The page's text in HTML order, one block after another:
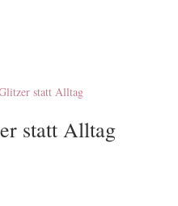
statt Alltag